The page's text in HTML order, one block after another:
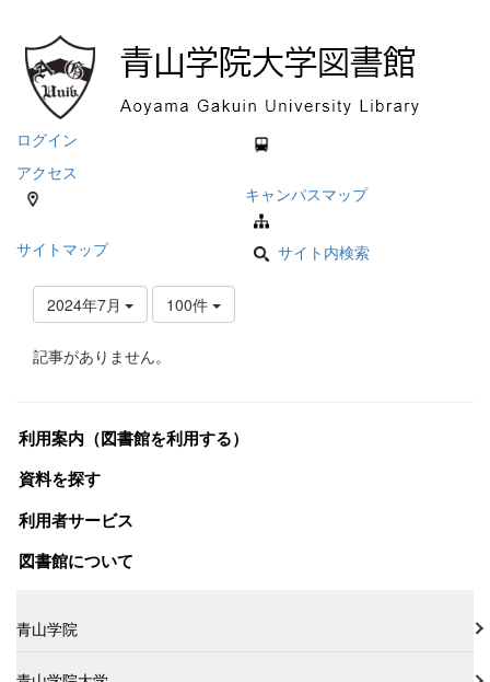
ログイン
アクセス
キャンパスマップ
サイトマップ サイト内検索
2024年7月 100件
記事がありません。
利用案内（図書館を利用する）
資料を探す
利用者サービス
図書館について
青山学院